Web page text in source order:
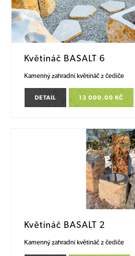
Květináč BASALT 6
Kamenný zahradní květináč z čediče
DETAIL 13 000.00 KČ
Květináč BASALT 2
Kamenný zahradní květináč z čediče